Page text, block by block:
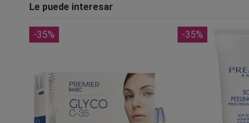
Le puede interesar
-35% -35%